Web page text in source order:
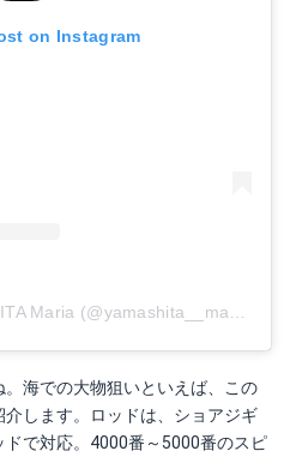
on Instagram
海での大物狙いといえば、この
します。ロッドは、ショアジギ
で対応。4000番～5000番のスピ